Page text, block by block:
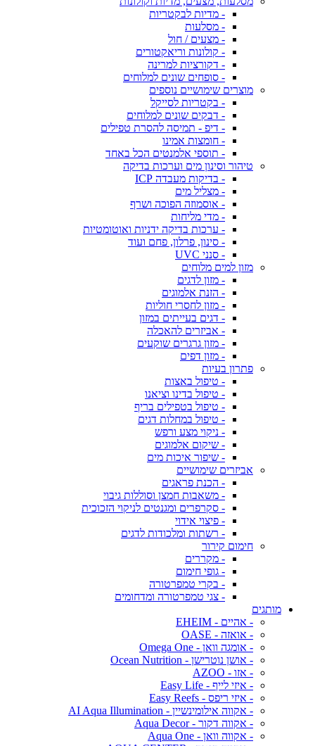
- מדיות לבקטריות
- מסלעות
- מצעים / חול
- קולונות וריאקטורים
- דקורציות למרינה
- סופחים שונים למלוחים
מוצרים שימושיים נוספים
- בקטריות לסייקל
- דבקים שונים למלוחים
- דיפ - תמיסה להסרת טפילים
- חומצות אמינו
- תוספי אלמנטים הכל באחד
טיהור וסינון מים וערכות בדיקה
- בדיקות מעבדה ICP
- מצליל מים
- אוסמוזה הפוכה ושרף
- מדי מליחות
- ערכות בדיקה ידניות ואוטומטיות
- סינון, פרלון, פחם ועוד
- סנני UVC
מזון למים מלוחים
- מזון לדגים
- הזנת אלמוגים
- מזון לחסרי חוליות
- דגים בעייתים במזון
- אביזרים להאכלה
- מזון גרגרים שוקעים
- מזון דפים
פתרון בעיות
- טיפול באצות
- טיפול בדינו וציאנו
- טיפול בטפילים בריף
- טיפול במחלות דגים
- ניקוי מצע ורפש
- שיקום אלמוגים
- שיפור איכות מים
אביזרים שימושיים
- הכנת פראגים
- משאבות חמצן וסוללות גיבוי
- סקרפרים ומגנטים לניקוי הזכוכית
- פיצוי אידוי
- רשתות ומלכודות לדגים
חימום קירור
- מקררים
- גופי חימום
- בקרי טמפרטורה
- צגי טמפרטורה ומדחומים
מותגים
- אהיים - EHEIM
- אואזה - OASE
- אומגה וואן - Omega One
- אושן נוטרישן - Ocean Nutrition
- אזו - AZOO
- איזי לייף - Easy Life
- איזי ריפס - Easy Reefs
- אקווה אילומינשיין - AI Aqua Illumination
- אקווה דקור - Aqua Decor
- אקווה וואן - Aqua One